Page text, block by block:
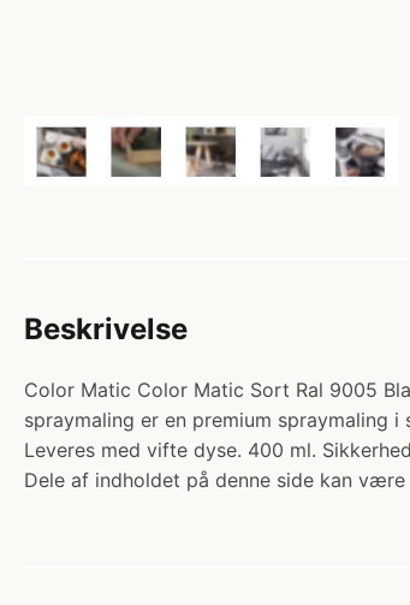
Beskrivelse
Color Matic Color Matic Sort Ral 9005
spraymaling er en premium spraymaling
Leveres med vifte dyse. 400 ml.
Dele af indholdet på denne side kan